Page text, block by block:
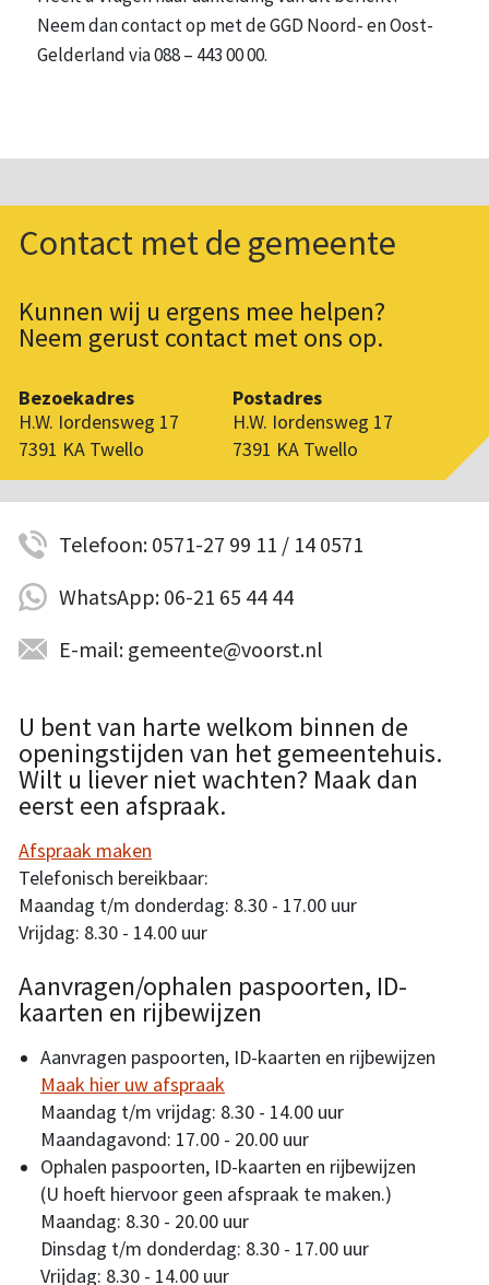
Neem dan contact op met de GGD Noord- en Oost-
Gelderland via 088 – 443 00 00.
Contact met de gemeente
Kunnen wij u ergens mee helpen?
Neem gerust contact met ons op.
Bezoekadres
H.W. Iordensweg 17
7391 KA Twello
Postadres
H.W. Iordensweg 17
7391 KA Twello
Telefoon: 0571-27 99 11 / 14 0571
WhatsApp: 06-21 65 44 44
E-mail: gemeente@voorst.nl
U bent van harte welkom binnen de
openingstijden van het gemeentehuis.
Wilt u liever niet wachten? Maak dan
eerst een afspraak.
Afspraak maken
Telefonisch bereikbaar:
Maandag t/m donderdag: 8.30 - 17.00 uur
Vrijdag: 8.30 - 14.00 uur
Aanvragen/ophalen paspoorten, ID-
kaarten en rijbewijzen
Aanvragen paspoorten, ID-kaarten en rijbewijzen
Maak hier uw afspraak
Maandag t/m vrijdag: 8.30 - 14.00 uur
Maandagavond: 17.00 - 20.00 uur
Ophalen paspoorten, ID-kaarten en rijbewijzen
(U hoeft hiervoor geen afspraak te maken.)
Maandag: 8.30 - 20.00 uur
Dinsdag t/m donderdag: 8.30 - 17.00 uur
Vrijdag: 8.30 - 14.00 uur